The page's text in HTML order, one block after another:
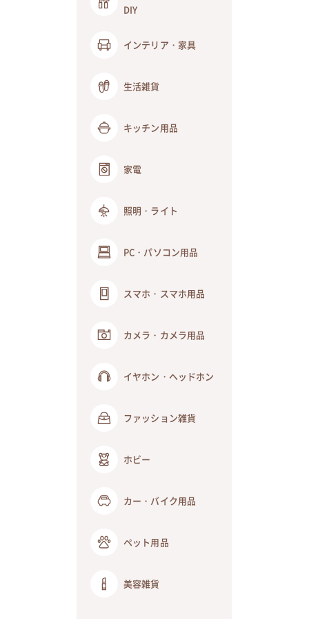
DIY
インテリア・家具
生活雑貨
キッチン用品
家電
照明・ライト
PC・パソコン用品
スマホ・スマホ用品
カメラ・カメラ用品
イヤホン・ヘッドホン
ファッション雑貨
ホビー
カー・バイク用品
ペット用品
美容雑貨